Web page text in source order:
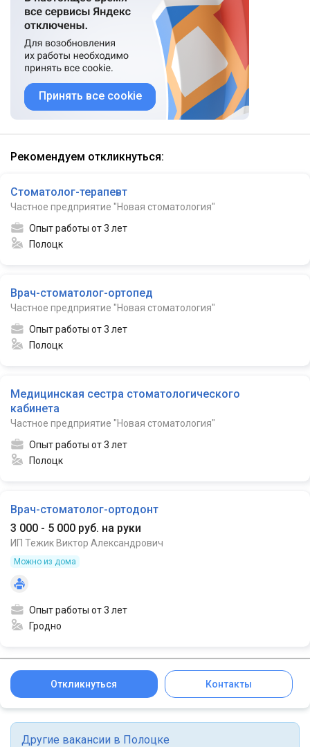
Принять все cookie
Рекомендуем откликнуться:
Стоматолог-терапевт
Частное предприятие "Новая стоматология"
Опыт работы от 3 лет
Полоцк
Врач-стоматолог-ортопед
Частное предприятие "Новая стоматология"
Опыт работы от 3 лет
Полоцк
Медицинская сестра стоматологического
кабинета
Частное предприятие "Новая стоматология"
Опыт работы от 3 лет
Полоцк
Врач-стоматолог-ортодонт
3 000 - 5 000 руб. на руки
ИП Тежик Виктор Александрович
Можно из дома
Опыт работы от 3 лет
Гродно
Откликнуться Контакты
Другие вакансии в Полоцке